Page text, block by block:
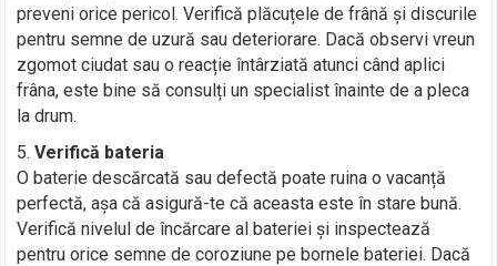
preveni orice pericol. Verifică plăcuțele de frână și discurile
pentru semne de uzură sau deteriorare. Dacă observi vreun
zgomot ciudat sau o reacție întârziată atunci când aplici
frâna, este bine să consulți un specialist înainte de a pleca
la drum.
Verifică bateria
O baterie descărcată sau defectă poate ruina o vacanță
perfectă, așa că asigură-te că aceasta este în stare bună.
Verifică nivelul de încărcare al bateriei și inspectează
pentru orice semne de coroziune pe bornele bateriei. Dacă